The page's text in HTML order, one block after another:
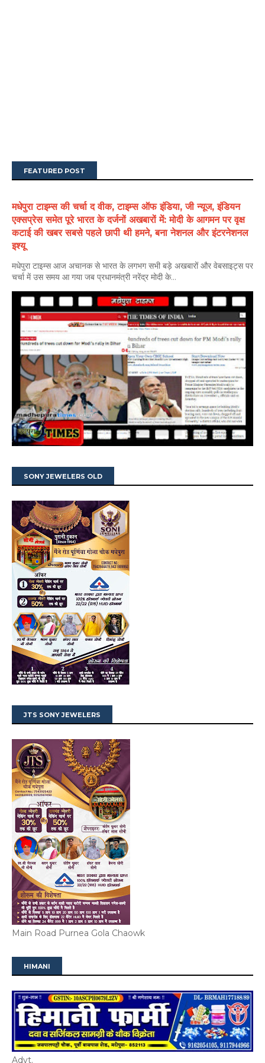
FEATURED POST
मधेपुरा टाइम्स की चर्चा द वीक, टाइम्स ऑफ इंडिया, जी न्यूज, इंडियन
एक्सप्रेस समेत पूरे भारत के दर्जनों अखबारों में: मोदी के आगमन पर वृक्ष
कटाई की खबर सबसे पहले छापी थी हमने, बना नेशनल और इंटरनेशनल
इश्यू
मधेपुरा टाइम्स आज अचानक से भारत के लगभग सभी बड़े अखबारों और वेबसाइट्स पर
चर्चा में उस समय आ गया जब प्रधानमंत्री नरेंद्र मोदी के...
SONY JEWELERS OLD
JTS SONY JEWELERS
Main Road Purnea Gola Chaowk
HIMANI
Advt.